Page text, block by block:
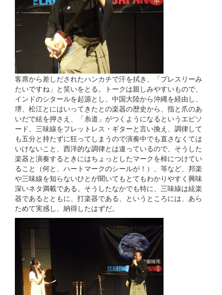
客席から差しだされたハンカチで汗を拭き、「プレスリーみ
たいですね」と笑いをとる。トークは親しみやすいもので、
インドのシタールを起源とし、中国大陸から沖縄を経由し、
堺、松江とにはいってきたとの楽器の歴史から、指と爪のあ
いだで絃を押さえ、「糸道」がつくようになるというエピソ
ード、三味線をフレットレス・ギターと言い換え、調律して
も五分と持たずに狂ってしまうので演奏中でも直さなくては
いけないこと、西洋的な調律とは違っているので、そうした
楽器と演奏するときにはちょっとしたマークを棹につけてい
ること（何と、ハートマークのシールが！）、等など、邦楽
や三味線を知らないひとが聞いてもとてもわかりやすく興味
深いネタ満載である。そうしたなかでも特に、三味線は絃楽
器であるとともに、打楽器である、というところには、あら
ためて実感し、納得したはずだ。